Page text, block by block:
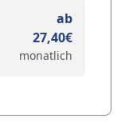
ab
27,40€
monatlich